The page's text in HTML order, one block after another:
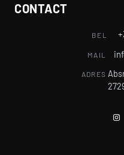
CONTACT
BEL
MAIL
ADRES